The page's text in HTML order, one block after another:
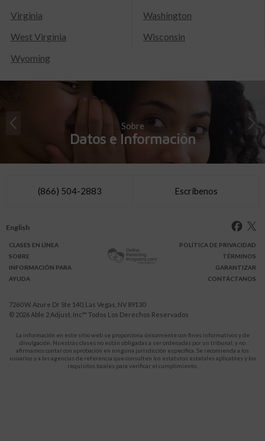
Virginia
Washington
West Virginia
Wisconsin
Wyoming
Sobre
Datos e Información
(866) 504-2883 Escríbenos
English
CLASES EN LÍNEA
SOBRE
INFORMACIÓN PARA
AYUDA
POLÍTICA DE PRIVACIDAD
TÉRMINOS
GARANTIZAR
CONTÁCTANOS
7260 W. Azure Dr Ste 140, Las Vegas, NV 89130
© 2026 Able 2 Adjust, Inc™ Todos Los Derechos Reservados
La información en este sitio web se proporciona únicamente con fines informativos y de
divulgación. Nuestras clases no están obligadas a ser ordenadas por un tribunal, y no
afirmamos contar con aprobación en ninguna jurisdicción específica. Se recomienda a los
usuarios y a las agencias de referencia que consulten los estatutos estatales aplicables y los
requisitos locales para verificar el cumplimiento.